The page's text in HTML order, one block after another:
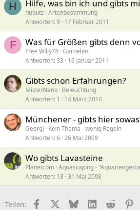
H Hilfe, was bin ich und gibts
hubutz Artenbestimmung
Antworten 9 17 Februar 2011
F Was für Größen gibts denn
Free Willy78 Garnelen
Antworten 33 16 Januar 2011
Gibts schon Erfahrungen?
MisterNano Beleuchtung
Antworten 1 14 März 2010
Münchener - gibts hier
GeorgJ
Kein Thema - wenig Regeln
Antworten 6 26 Mai 2009
Wo gibts Lavasteine
Planetcom Aquascaping -
Antworten 13 31 Mai 2008
Teilen: FacebookX (Twitter)
BlueskyLinkedIn
Reddit